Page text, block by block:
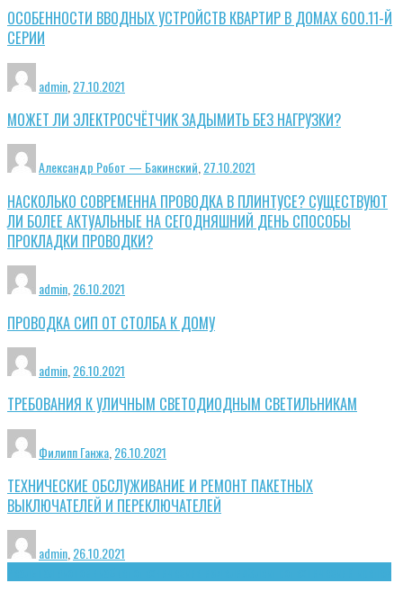
ОСОБЕННОСТИ ВВОДНЫХ УСТРОЙСТВ КВАРТИР В ДОМАХ 600.11-Й
СЕРИИ
admin 27.10.2021
МОЖЕТ ЛИ ЭЛЕКТРОСЧЁТЧИК ЗАДЫМИТЬ БЕЗ НАГРУЗКИ?
Александр Робот — Бакинский,27.10.2021
НАСКОЛЬКО СОВРЕМЕННА ПРОВОДКА В ПЛИНТУСЕ? СУЩЕСТВУЮТ
ЛИ БОЛЕЕ АКТУАЛЬНЫЕ НА СЕГОДНЯШНИЙ ДЕНЬ СПОСОБЫ
ПРОКЛАДКИ ПРОВОДКИ?
admin 26.10.2021
ПРОВОДКА СИП ОТ СТОЛБА К ДОМУ
admin 26.10.2021
ТРЕБОВАНИЯ К УЛИЧНЫМ СВЕТОДИОДНЫМ СВЕТИЛЬНИКАМ
Филипп Ганжа 26.10.2021
ТЕХНИЧЕСКИЕ ОБСЛУЖИВАНИЕ И РЕМОНТ ПАКЕТНЫХ
ВЫКЛЮЧАТЕЛЕЙ И ПЕРЕКЛЮЧАТЕЛЕЙ
admin,26.10.2021